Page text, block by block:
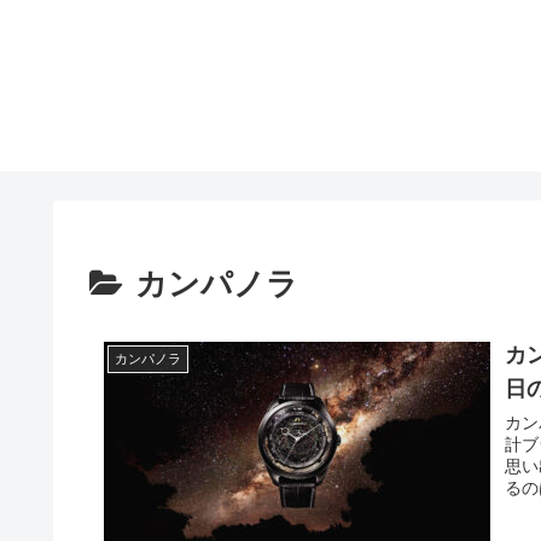
カンパノラ
カンパノラ
カ
日
カ
計
思
る